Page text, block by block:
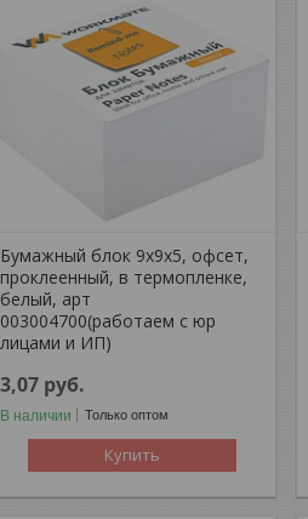
Бумажный блок 9х9х5, офсет,
проклеенный, в термопленке,
белый, арт
003004700(работаем с юр
лицами и ИП)
3,07 руб.
В наличии Только оптом
Купить